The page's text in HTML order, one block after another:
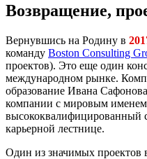
Возвращение,
Вернувшись на Родину в
команду Boston Consulting
проектов). Это еще один
международном рынке.
образование Ивана
компании с мировым
высококвалифицированный
карьерной лестнице.
Один из значимых проектов